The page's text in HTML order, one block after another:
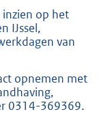
op het
IJssel,
van
opnemen met
0314-369369.